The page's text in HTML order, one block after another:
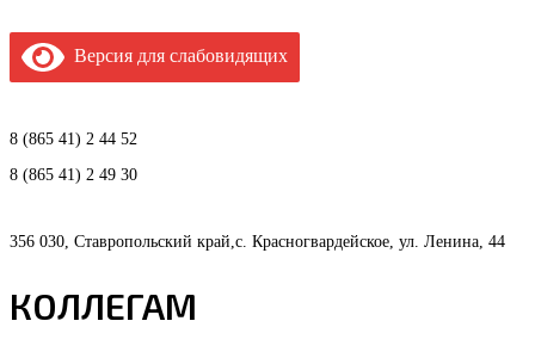
Версия для слабовидящих
8 (865 41) 2 44 52
8 (865 41) 2 49 30
356 030, Ставропольский край,с. Красногвардейское, ул. Ленина, 44
КОЛЛЕГАМ